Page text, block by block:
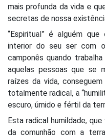
mais profunda da vida e
secretas de nossa
“Espiritual” é alguém
interior do seu ser com
camponês quando
aquelas pessoas que se
raízes da vida,
totalmente radical, a
escuro, úmido e fértil da
Esta radical humildade,
da comunhão com a